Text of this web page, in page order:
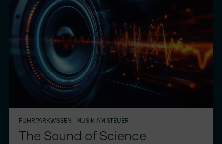
FUHRPARKWISSEN | MUSIK AM STEUER
The Sound of Science